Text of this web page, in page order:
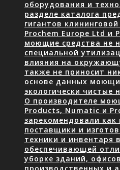
оборудования и
разделе каталога
гигантов
Prochem Europe Ltd и
моющие средства не
специальной
влияния на
также не приносит
основе данных
экологически чистые
О производителе
Products, Numatic и
зарекомендовали
поставщики и
техники и инвентаря
обеспечивающей
уборке зданий,